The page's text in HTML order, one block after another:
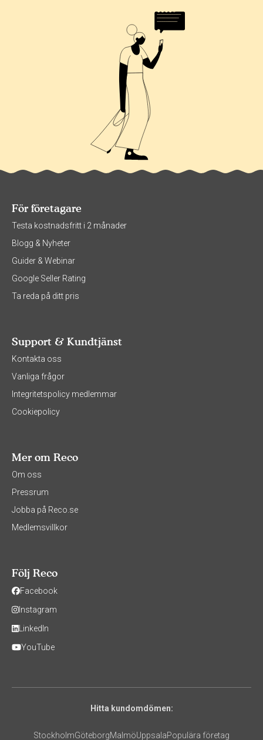
För företagare
Testa kostnadsfritt i 2 månader
Blogg & Nyheter
Guider & Webinar
Google Seller Rating
Ta reda på ditt pris
Support & Kundtjänst
Kontakta oss
Vanliga frågor
Integritetspolicy medlemmar
Cookiepolicy
Mer om Reco
Om oss
Pressrum
Jobba på Reco.se
Medlemsvillkor
Följ Reco
Facebook
Instagram
LinkedIn
YouTube
Hitta kundomdömen:
StockholmGöteborgMalmöUppsalaPopulära företag